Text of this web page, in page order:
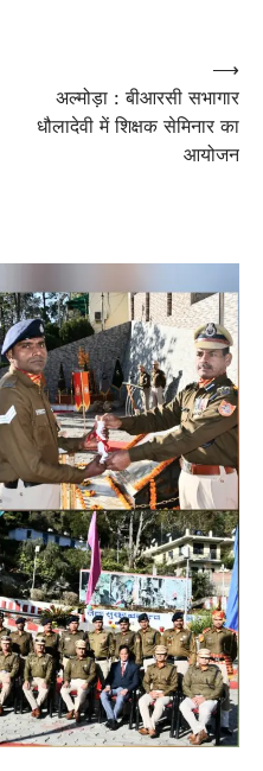
अल्मोड़ा : बीआरसी सभागार
धौलादेवी में शिक्षक सेमिनार का
आयोजन
⟶